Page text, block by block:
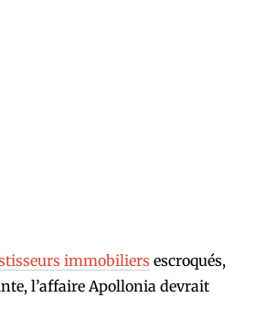
immobiliersescroqués,
l’affaire Apollonia devrait